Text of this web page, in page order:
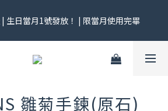
心領，碼碼不同快去領！
生日當月1號發放！ | 限當月使用完畢
號準時開搶｜$299／$999 各一張｜官網
雛菊手鍊(原石)